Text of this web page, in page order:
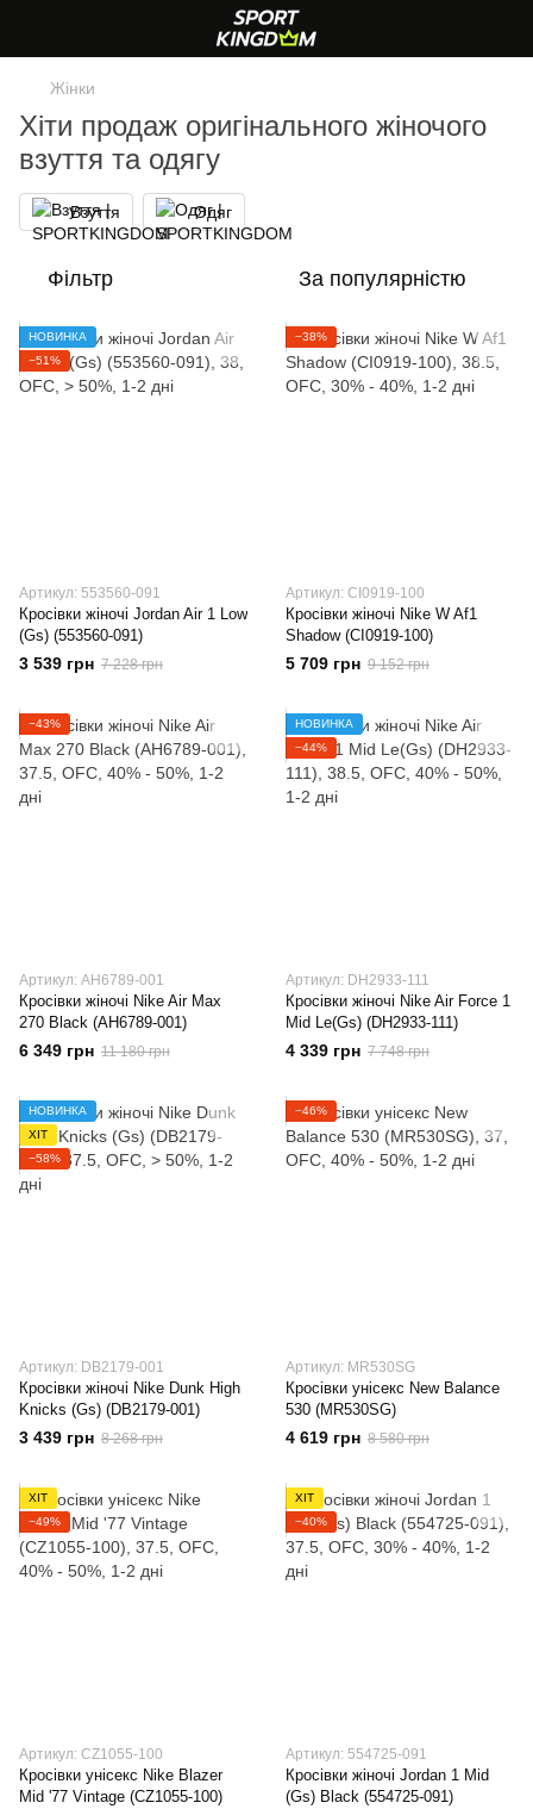
Жінки
Хіти продаж оригінального жіночого
взуття та одягу
Взуття Одяг
Фільтр За популярністю
НОВИНКА
−51%
Артикул: 553560-091
Кросівки жіночі Jordan Air 1 Low
(Gs) (553560-091)
3 539 грн 7 228 грн
−38%
Артикул: CI0919-100
Кросівки жіночі Nike W Af1
Shadow (CI0919-100)
5 709 грн 9 152 грн
−43%
Артикул: AH6789-001
Кросівки жіночі Nike Air Max
270 Black (AH6789-001)
6 349 грн 11 180 грн
НОВИНКА
−44%
Артикул: DH2933-111
Кросівки жіночі Nike Air Force 1
Mid Le(Gs) (DH2933-111)
4 339 грн 7 748 грн
НОВИНКА
ХІТ
−58%
Артикул: DB2179-001
Кросівки жіночі Nike Dunk High
Knicks (Gs) (DB2179-001)
3 439 грн 8 268 грн
−46%
Артикул: MR530SG
Кросівки унісекс New Balance
530 (MR530SG)
4 619 грн 8 580 грн
ХІТ
−49%
Артикул: CZ1055-100
Кросівки унісекс Nike Blazer
Mid '77 Vintage (CZ1055-100)
ХІТ
−40%
Артикул: 554725-091
Кросівки жіночі Jordan 1 Mid
(Gs) Black (554725-091)